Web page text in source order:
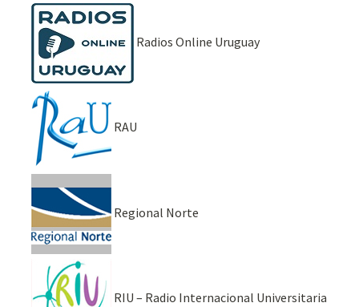
Radios Online Uruguay
RAU
Regional Norte
RIU – Radio Internacional Universitaria